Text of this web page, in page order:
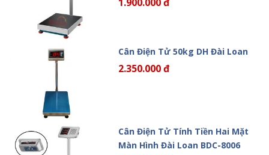
Cân Điện Tử 50kg DH Đài Loan
2.350.000 đ
Cân Điện Tử Tính Tiền Hai Mặt
Màn Hình Đài Loan BDC-8006